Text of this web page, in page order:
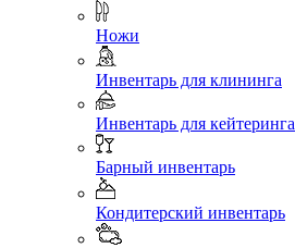
Ножи
Инвентарь для клининга
Инвентарь для кейтеринга
Барный инвентарь
Кондитерский инвентарь